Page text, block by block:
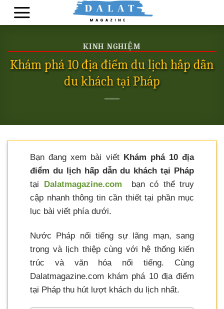
Skip
KINH NGHIỆM
Khám phá 10 địa điểm du lịch hấp dẫn
du khách tại Pháp
Bạn đang xem bài viết Khám phá 10 địa
điểm du lịch hấp dẫn du khách tại Pháp
tại Dalatmagazine.com
bạn có thể truy
cập nhanh thông tin cần thiết tại phần mục
lục bài viết phía dưới.
Nước Pháp nổi tiếng sự lãng mạn, sang
trọng và lịch thiệp cùng với hệ thống kiến
trúc và văn hóa nổi tiếng. Cùng
Dalatmagazine.com khám phá 10 địa điểm
tại Pháp thu hút lượt khách du lịch nhất.